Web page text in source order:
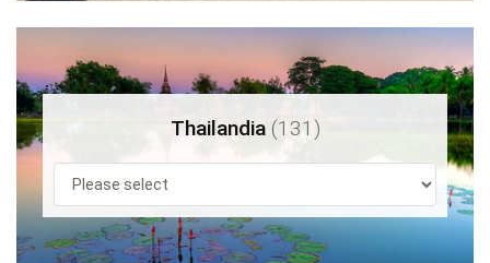
Thailandia(131)